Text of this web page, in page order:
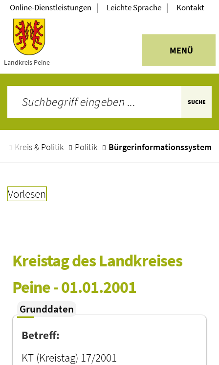
Landkreis Peine
MENÜ
Online-Dienstleistungen | Leichte Sprache | Kontakt
SUCHE
Kreis & Politik Politik Bürgerinformationssystem
Vorlesen
Kreistag des Landkreises
Peine - 01.01.2001
Grunddaten
Betreff:
KT (Kreistag) 17/2001